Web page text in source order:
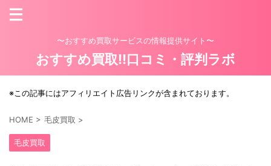
〜おすすめ買取サービスの情報提供サイト〜
おすすめ買取!!口コミ・評判ラボ
※この記事にはアフィリエイト広告リンクが含まれております。
HOME > 毛皮買取 >
毛皮買取